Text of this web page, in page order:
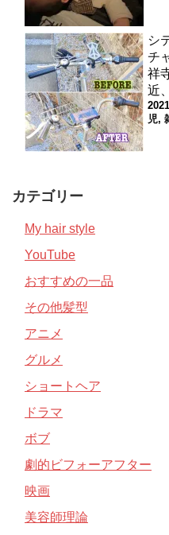
シ
チ
祥
近
児,
カテゴリー
My hair style
YouTube
おすすめの一品
その他髪型
アニメ
グルメ
ショートヘア
ドラマ
ボブ
劇的ビフォーアフター
映画
美容師理論